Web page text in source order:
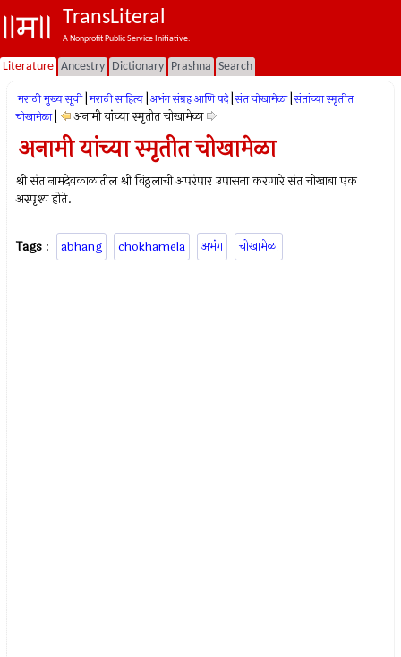
TransLiteral
A Nonprofit Public Service Initiative.
Literature Ancestry Dictionary Prashna Search
मराठी मुख्य सूची मराठी साहित्य अभंग संग्रह आणि पदे संत चोखामेळा संतांच्या स्मृतीत
चोखामेळा
अनामी यांच्या स्मृतीत चोखामेळा
अनामी यांच्या स्मृतीत चोखामेळा
श्री संत नामदेवकाळातील श्री विठ्ठलाची अपरंपार उपासना करणारे संत चोखाबा एक
अस्‍पृश्‍य होते.
Tags : abhang chokhamela अभंग चोखामेळा